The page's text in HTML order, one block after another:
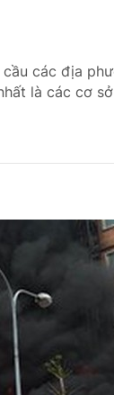
cầu các địa
là các cơ